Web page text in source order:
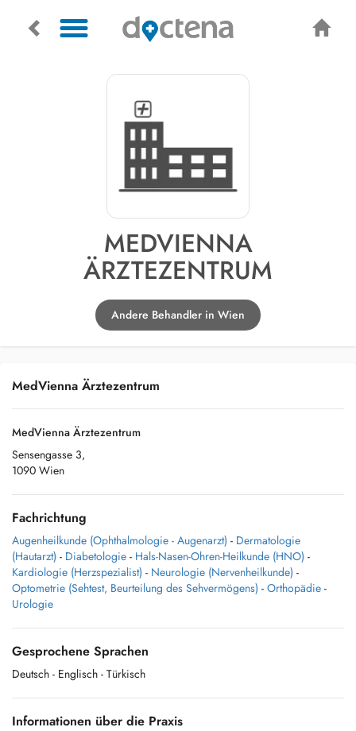
MEDVIENNA
ÄRZTEZENTRUM
Andere Behandler in Wien
MedVienna Ärztezentrum
MedVienna Ärztezentrum
Sensengasse 3,
1090 Wien
Fachrichtung
Augenheilkunde (Ophthalmologie - Augenarzt) - Dermatologie
(Hautarzt) - Diabetologie - Hals-Nasen-Ohren-Heilkunde (HNO) -
Kardiologie (Herzspezialist) - Neurologie (Nervenheilkunde) -
Optometrie (Sehtest, Beurteilung des Sehvermögens) - Orthopädie -
Urologie
Gesprochene Sprachen
Deutsch - Englisch - Türkisch
Informationen über die Praxis